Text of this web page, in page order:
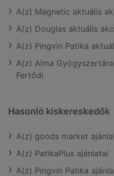
A(z) Magnetic aktuális
A(z) Douglas aktuális
A(z) Pingvin Patika
A(z) Alma
Fertődi
Hasonló kiskereskedők
A(z) goods market
A(z) PatikaPlus ajánlatai
A(z) Pingvin Patika